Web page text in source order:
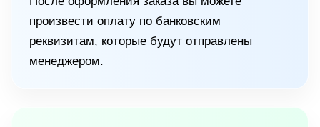
произвести оплату по банковским
реквизитам, которые будут отправлены
менеджером.